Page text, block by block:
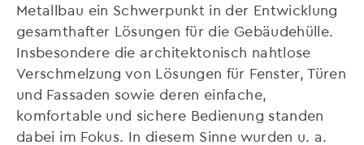
Metallbau ein Schwerpunkt in der Entwicklung
gesamthafter Lösungen für die Gebäudehülle.
Insbesondere die architektonisch nahtlose
Verschmelzung von Lösungen für Fenster, Türen
und Fassaden sowie deren einfache,
komfortable und sichere Bedienung standen
dabei im Fokus. In diesem Sinne wurden u. a.